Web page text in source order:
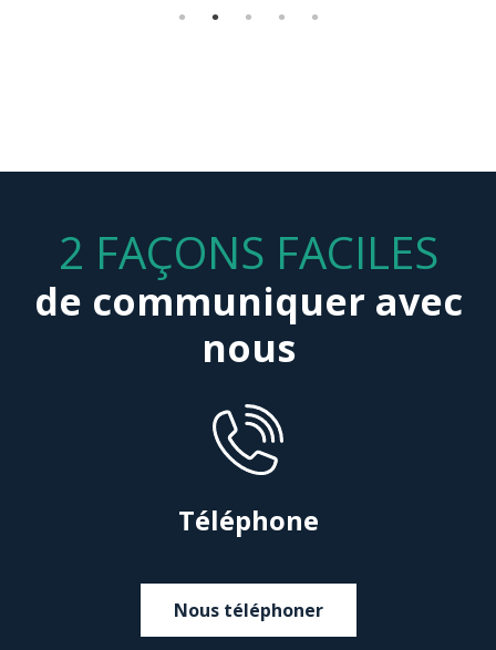
2 FAÇONS FACILES
de communiquer avec
nous
Téléphone
Nous téléphoner